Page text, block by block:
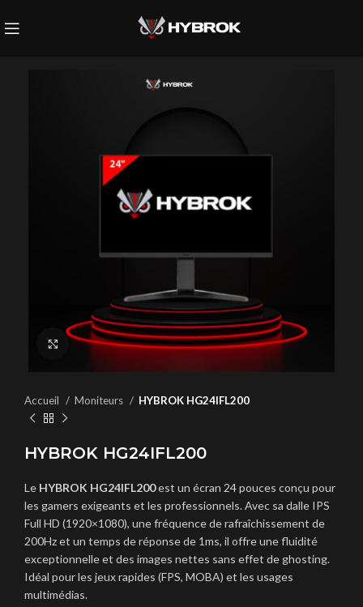
Click to enlarge
Accueil Moniteurs HYBROK HG24IFL200
HYBROK HG24IFL200
Le HYBROK HG24IFL200est un écran 24 pouces conçu pour
les gamers exigeants et les professionnels. Avec sa dalle IPS
Full HD (1920×1080), une fréquence de rafraîchissement de
200Hz et un temps de réponse de 1ms, il offre une fluidité
exceptionnelle et des images nettes sans effet de ghosting.
Idéal pour les jeux rapides (FPS, MOBA) et les usages
multimédias.